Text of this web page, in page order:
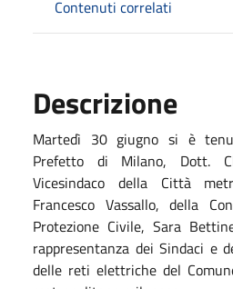
Contenuti correlati
Descrizione
Martedì 30 giugno si è
Prefetto di Milano, Dott.
Vicesindaco della Città
Francesco Vassallo, della
Protezione Civile, Sara
rappresentanza dei Sindaci e
delle reti elettriche del